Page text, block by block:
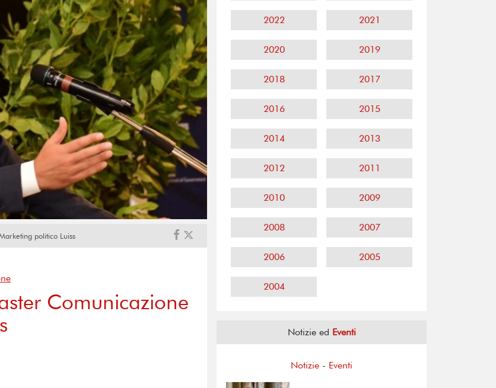
politico Luiss
Comunicazione
2022 2021
2020 2019
2018 2017
2016 2015
2014 2013
2012 2011
2010 2009
2008 2007
2006 2005
2004
Notizie ed Eventi
Notizie - Eventi